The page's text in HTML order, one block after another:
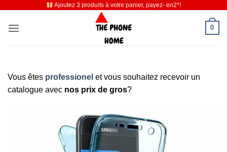
contenu
Ajoutez 3 produits à votre panier, payez- en2*!
0
Vous êtes professionel et vous souhaitez recevoir un
catalogue avec nos prix de gros?